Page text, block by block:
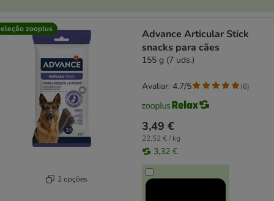
zooplus
2 opções
Advance Articular Stick
snacks para cães
155 g (7 uds.)
3,49 €
22,52 € / kg
3,32 €
Avaliar: 4.7/5 (6)